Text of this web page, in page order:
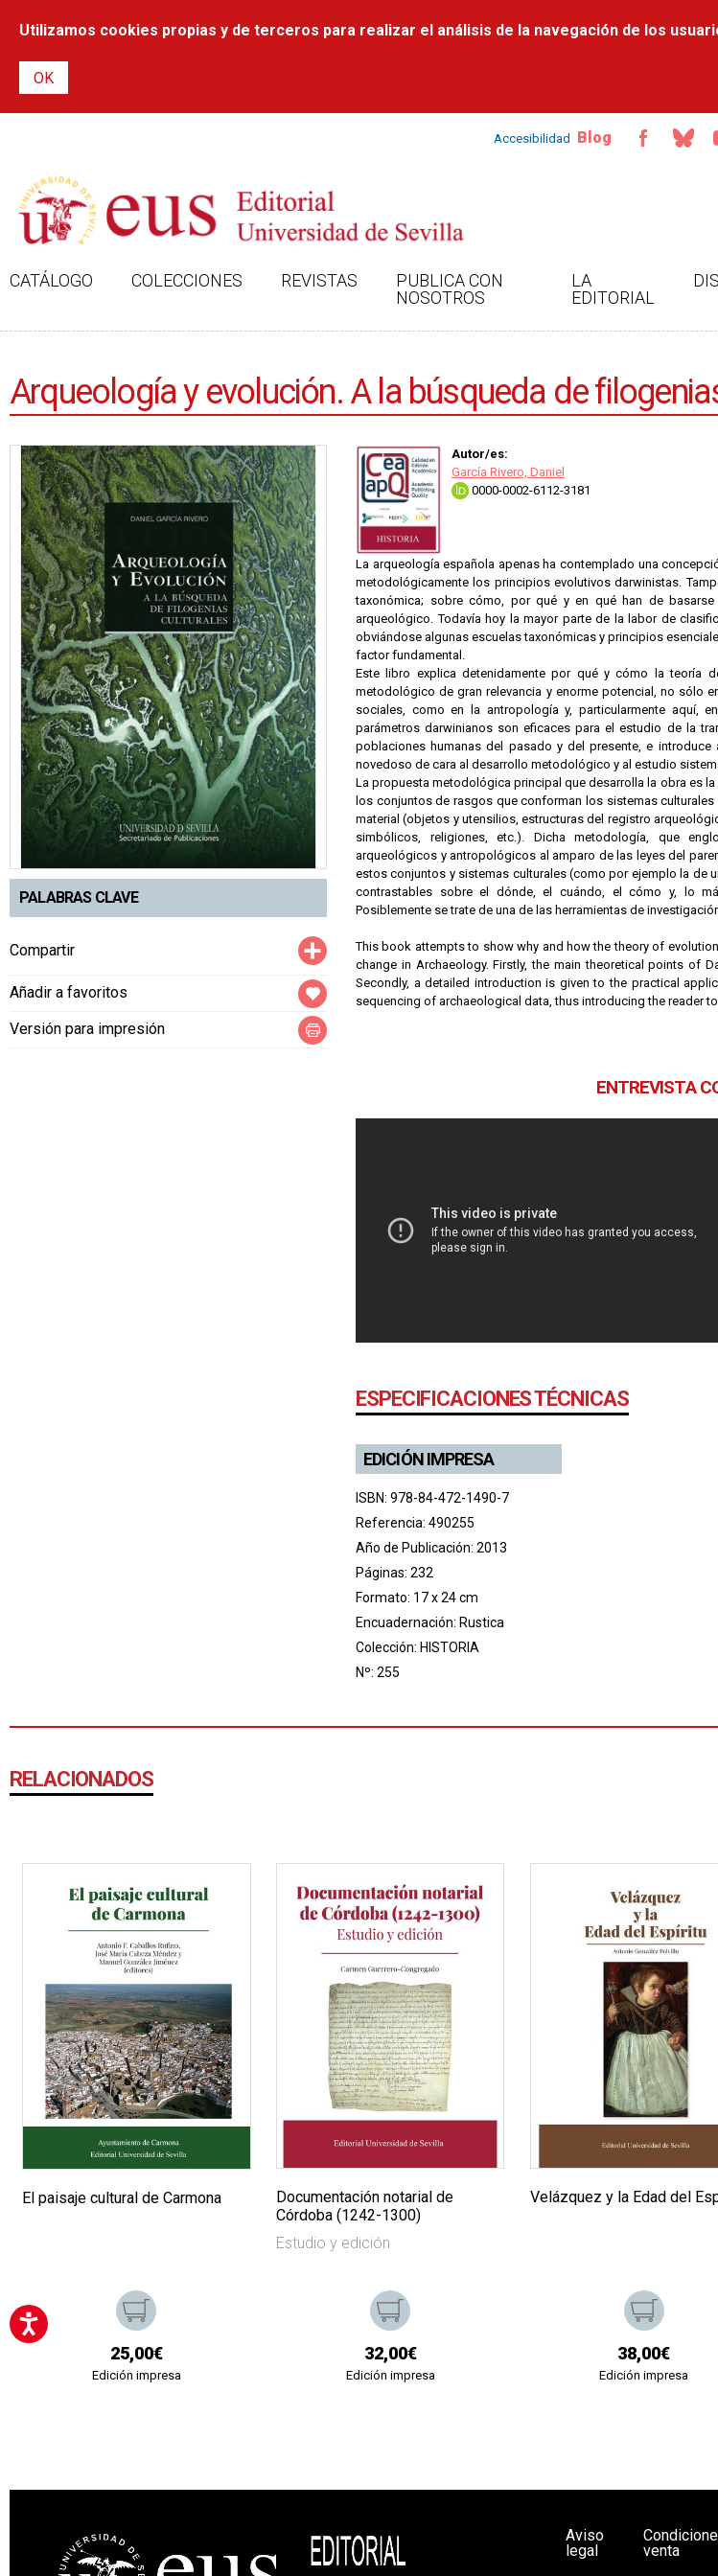
contenido
Utilizamos cookies propias y de terceros para realizar el análisis de la navegación de los
Accesibilidad Blog
CATÁLOGO COLECCIONES REVISTAS
PUBLICA CON
NOSOTROS
LA
EDITORIAL
Arqueología y evolución. A la búsqueda de
PALABRAS CLAVE
Compartir Compartir
Añadir a favoritos
Versión para impresión
Autor/es:
García Rivero, Daniel
0000-0002-6112-3181
La arqueología española apenas ha contemplado una
metodológicamente los principios evolutivos darwinistas.
taxonómica; sobre cómo, por qué y en qué han de
arqueológico. Todavía hoy la mayor parte de la labor de
obviándose algunas escuelas taxonómicas y principios
factor fundamental.
Este libro explica detenidamente por qué y cómo la teoría
metodológico de gran relevancia y enorme potencial, no sólo
sociales, como en la antropología y, particularmente aquí,
parámetros darwinianos son eficaces para el estudio de la
poblaciones humanas del pasado y del presente, e
novedoso de cara al desarrollo metodológico y al estudio
La propuesta metodológica principal que desarrolla la obra es
los conjuntos de rasgos que conforman los sistemas
material (objetos y utensilios, estructuras del registro
simbólicos, religiones, etc.). Dicha metodología, que
arqueológicos y antropológicos al amparo de las leyes del
estos conjuntos y sistemas culturales (como por ejemplo la de
contrastables sobre el dónde, el cuándo, el cómo y, lo
Posiblemente se trate de una de las herramientas de
This book attempts to show why and how the theory of
change in Archaeology. Firstly, the main theoretical points of
Secondly, a detailed introduction is given to the practical
sequencing of archaeological data, thus introducing the reader
ENTREVISTA
ESPECIFICACIONES TÉCNICAS
EDICIÓN IMPRESA
ISBN: 978-84-472-1490-7
Referencia: 490255
Año de Publicación: 2013
Páginas: 232
Formato: 17 x 24 cm
Encuadernación: Rustica
Colección: HISTORIA
Nº: 255
RELACIONADOS
El paisaje cultural de Carmona
25,00€
Edición impresa
Documentación notarial de
Córdoba (1242-1300)
Estudio y edición
32,00€
Edición impresa
Velázquez y la Edad del
38,00€
Edición impresa
Aviso
legal
venta